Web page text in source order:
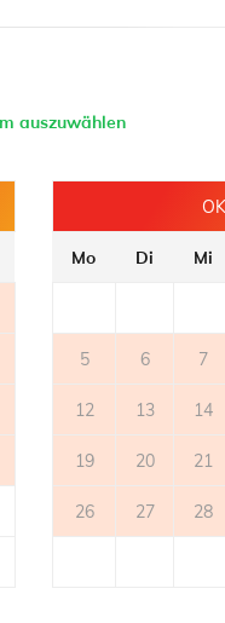
auszuwählen
Mo Di Mi
5 6 7
12 13 14
19 20 21
26 27 28